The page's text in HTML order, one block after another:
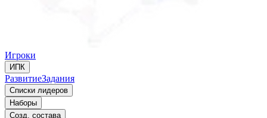
Игроки
ИПК
РазвитиеЗадания
Списки лидеров
Наборы
Созд. состава